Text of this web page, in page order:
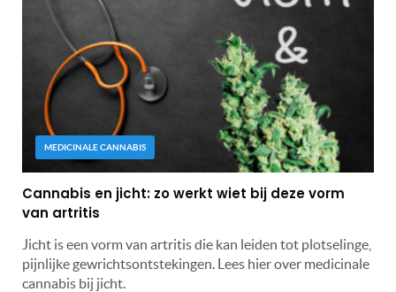
MEDICINALE CANNABIS
Cannabis en jicht: zo werkt wiet bij deze vorm
van artritis
Jicht is een vorm van artritis die kan leiden tot plotselinge,
pijnlijke gewrichtsontstekingen. Lees hier over medicinale
cannabis bij jicht.